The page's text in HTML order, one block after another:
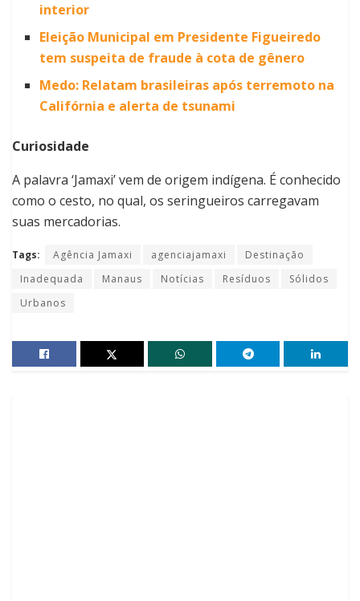
interior
Eleição Municipal em Presidente Figueiredo
tem suspeita de fraude à cota de gênero
Medo: Relatam brasileiras após terremoto na
Califórnia e alerta de tsunami
Curiosidade
A palavra ‘Jamaxi’ vem de origem indígena. É conhecido
como o cesto, no qual, os seringueiros carregavam
suas mercadorias.
Tags: Agência Jamaxi agenciajamaxi
Destinação
Inadequada
Manaus Notícias Resíduos
Sólidos
Urbanos